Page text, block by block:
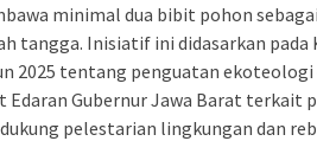
minimal dua bibit pohon
tangga. Inisiatif ini didasarkan pada
2025 tentang penguatan
Edaran Gubernur Jawa Barat terkait
pelestarian lingkungan dan